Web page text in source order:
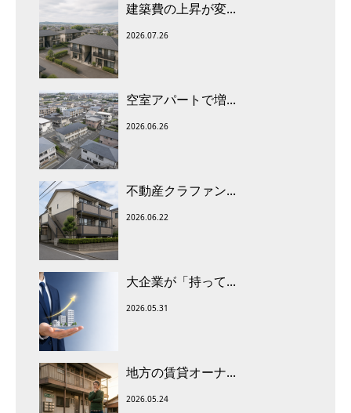
建築費の上昇が変...
2026.07.26
空室アパートで増...
2026.06.26
不動産クラファン...
2026.06.22
大企業が「持って...
2026.05.31
地方の賃貸オーナ...
2026.05.24